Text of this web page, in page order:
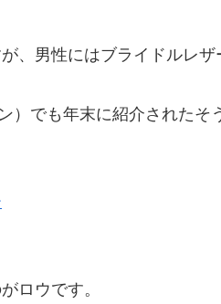
、男性にはブライドルレザ
）でも年末に紹介されたそ
ロウです。